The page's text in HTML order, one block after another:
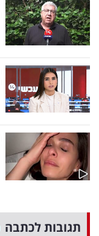
תגובות לכתבה